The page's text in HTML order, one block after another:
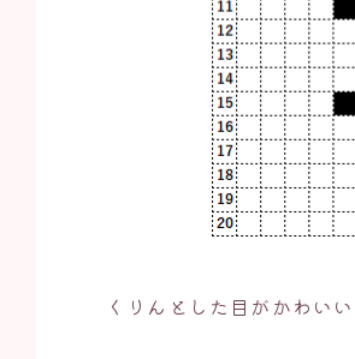
くりんとした目がかわい